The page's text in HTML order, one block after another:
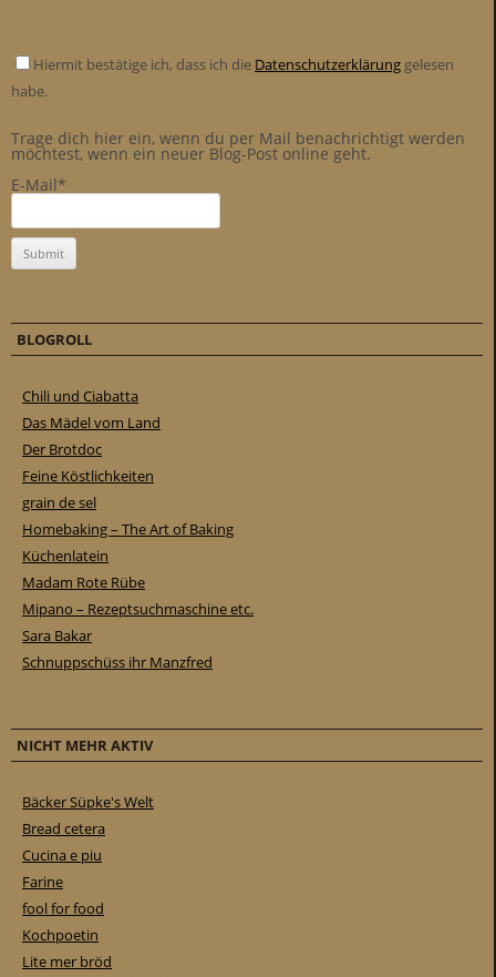
Hiermit bestätige ich, dass ich die Datenschutzerklärung gelesen
habe.
Trage dich hier ein, wenn du per Mail benachrichtigt werden
möchtest, wenn ein neuer Blog-Post online geht.
E-Mail*
BLOGROLL
Chili und Ciabatta
Das Mädel vom Land
Der Brotdoc
Feine Köstlichkeiten
grain de sel
Homebaking – The Art of Baking
Küchenlatein
Madam Rote Rübe
Mipano – Rezeptsuchmaschine etc.
Sara Bakar
Schnuppschüss ihr Manzfred
NICHT MEHR AKTIV
Bäcker Süpke's Welt
Bread cetera
Cucina e piu
Farine
fool for food
Kochpoetin
Lite mer bröd